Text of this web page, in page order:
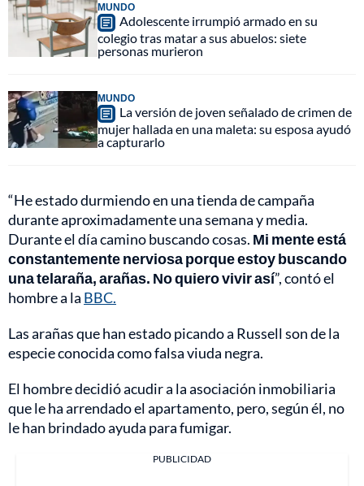
MUNDO
Adolescente irrumpió armado en su
colegio tras matar a sus abuelos: siete
personas murieron
MUNDO
La versión de joven señalado de crimen de
mujer hallada en una maleta: su esposa ayudó
a capturarlo
“He estado durmiendo en una tienda de campaña
durante aproximadamente una semana y media.
Durante el día camino buscando cosas. Mi mente está
constantemente nerviosa porque estoy buscando
una telaraña, arañas. No quiero vivir así”, contó el
hombre a la BBC.
Las arañas que han estado picando a Russell son de la
especie conocida como falsa viuda negra.
El hombre decidió acudir a la asociación inmobiliaria
que le ha arrendado el apartamento, pero, según él, no
le han brindado ayuda para fumigar.
PUBLICIDAD